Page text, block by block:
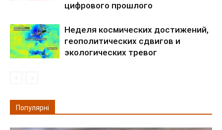
цифрового прошлого
Неделя космических достижений,
геополитических сдвигов и
экологических тревог
Популярні